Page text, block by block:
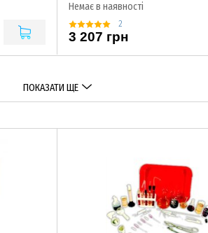
Немає в наявності
2
3 207 грн
ПОКАЗАТИ ЩЕ